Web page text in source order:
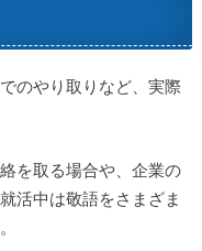
のやり取りなど、実際
を取る場合や、企業の
活中は敬語をさまざま